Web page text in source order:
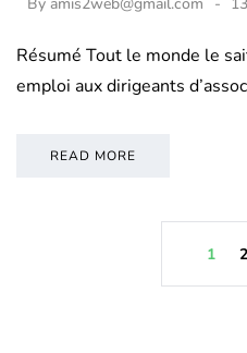
Résumé Tout le monde le
emploi aux dirigeants
READ MORE
1 2